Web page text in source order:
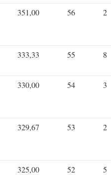
351,00 56 2
333,33 55 8
330,00 54 3
329,67 53 2
325,00 52 5